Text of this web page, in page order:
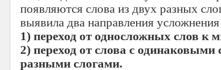
появляются слова из двух разных
выявила два направления
1) переход от односложных слов к
2) переход от слова с одинаковыми
разными слогами.